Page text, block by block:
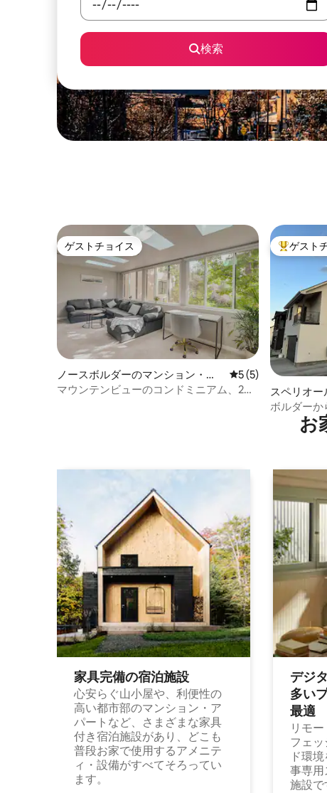
検索
ゲストチョイス
ゲストチョイス
ノースボルダーのマンション・ア
パート
レビュー5件、5つ
5 (5)
マウンテンビューのコンドミニアム、2ベ
大好評の
ゲスト
スペリオー
ボルダーか
お
家具完備の宿⁠泊⁠施⁠設
心安らぐ山小屋や、利便性の
高い都市部のマンション・ア
パートなど、さまざまな家具
付き宿泊施設があり、どこも
普段お家で使用するアメニテ
ィ・設備がすべてそろってい
ます。
デジ
多⁠い
最⁠適
リモ
フェ
ド環
事専
施設で